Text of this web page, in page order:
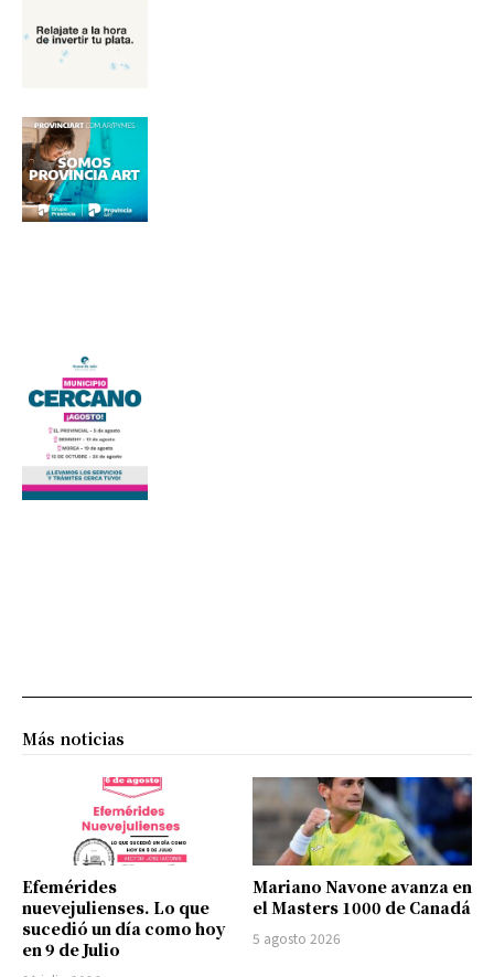
Más noticias
Efemérides
nuevejulienses. Lo que
sucedió un día como hoy
en 9 de Julio
Mariano Navone avanza en
el Masters 1000 de Canadá
5 agosto 2026